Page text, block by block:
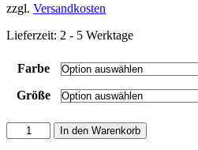
zzgl. Versandkosten
Lieferzeit: 2 - 5 Werktage
Farbe
Größe
Hunter
-
In den Warenkorb